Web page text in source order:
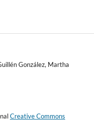
González, Martha
Creative Commons